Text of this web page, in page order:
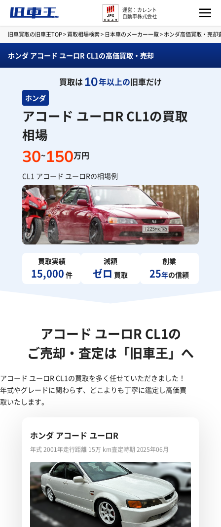
運営：カレント
自動車株式会社
旧車買取の旧車王TOP>買取相場検索> 日本車のメーカー一覧>ホンダ高価買取・売却
ホンダ アコード ユーロR CL1の高価買取・売却
買取は10年以上の旧車だけ
ホンダ
アコード ユーロR CL1の買取
相場
30~150万円
CL1 アコード ユーロRの相場例
買取実績
15,000 件
減額
ゼロ 買取
創業
25年の信頼
アコード ユーロR CL1の
ご売却・査定は「旧車王」へ
アコード ユーロR CL1の買取を多く任せていただきました！
年式やグレードに関わらず、どこよりも丁寧に鑑定し高価買
取いたします。
ホンダ アコード ユーロR
年式 2001年走行距離 15万 km査定時期 2025年06月